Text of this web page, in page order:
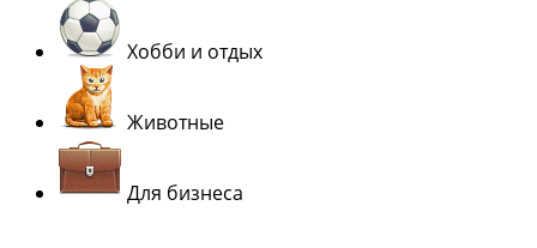
Хобби и отдых
Животные
Для бизнеса